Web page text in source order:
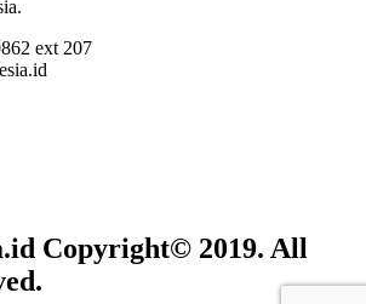
ext 207
Copyright© 2019. All